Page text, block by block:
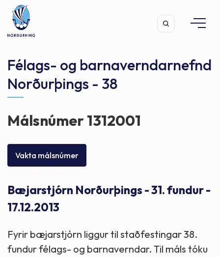
Leita
Félags- og barnaverndarnefnd
Norðurþings - 38
Málsnúmer 1312001
Vakta málsnúmer
Bæjarstjórn Norðurþings - 31. fundur -
17.12.2013
Fyrir bæjarstjórn liggur til staðfestingar 38.
fundur félags- og barnaverndar. Til máls tóku